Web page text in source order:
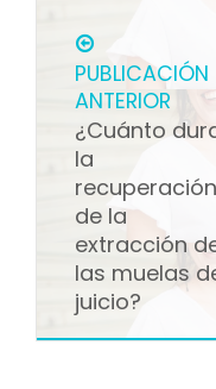
PUBLICACIÓN
ANTERIOR
¿Cuánto
la
recuperación
de la
extracción
las muelas
juicio?